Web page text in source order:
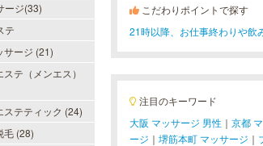
ージ(33)
テ
サージ (21)
ステ（メンエス）
ステティック (24)
毛 (28)
こだわりポイントで探す
21時以降、お仕事終わりや飲
注目のキーワード
大阪 マッサージ 男性 ｜ 京都
ージ ｜ 堺筋本町 マッサージ ｜